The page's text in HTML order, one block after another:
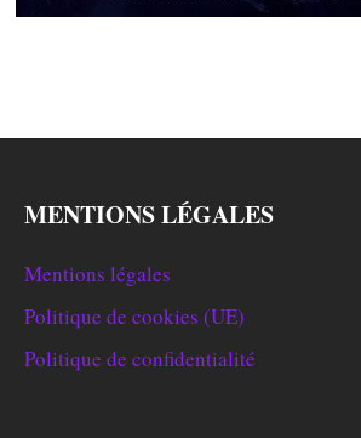
MENTIONS LÉGALES
Mentions légales
Politique de cookies (UE)
Politique de confidentialité